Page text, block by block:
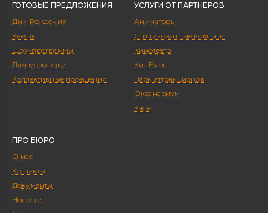
ГОТОВЫЕ ПРЕДЛОЖЕНИЯ
Дни Рождения
Квесты
Шоу-программы
Для молодежи
Коллективные посещения
УСЛУГИ ОТ ПАРТНЕРОВ
Аниматоры
Стилизованные комнаты
Кинотеатр
КидБург
Парк аттракционов
Океанариум
Кафе
ПРО БЮРО
О нас
Контакты
Документы
Новости